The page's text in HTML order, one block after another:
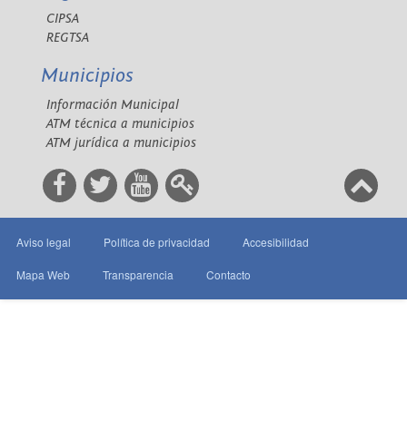
CIPSA
REGTSA
Municipios
Información Municipal
ATM técnica a municipios
ATM jurídica a municipios
Aviso legal Política de privacidad Accesibilidad
Mapa Web Transparencia Contacto